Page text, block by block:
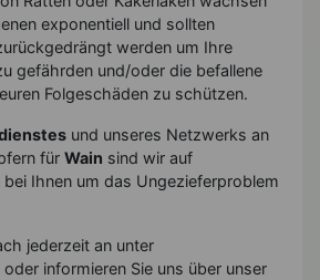
exponentiell und sollten
werden um Ihre
gefährden und/oder die befallene
Folgeschäden zu schützen.
und unseres Netzwerks an
für Wain sind wir auf
Ihnen um das Ungezieferproblem
jederzeit an unter
oder informieren Sie uns über unser